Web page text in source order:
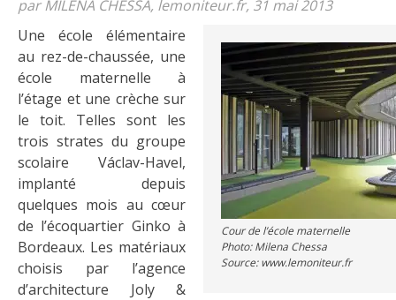
par MILENA CHESSA, lemoniteur.fr, 31 mai 2013
Cour de l’école maternelle
Photo: Milena Chessa
Source: www.lemoniteur.fr
Une école élémentaire
au rez-de-chaussée, une
école maternelle à
l’étage et une crèche sur
le toit. Telles sont les
trois strates du groupe
scolaire Václav-Havel,
implanté depuis
quelques mois au cœur
de l’écoquartier Ginko à
Bordeaux. Les matériaux
choisis par l’agence
d’architecture Joly &